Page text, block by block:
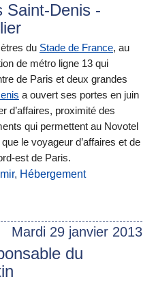
Saint-Denis -
du Stade de France, au
de métro ligne 13 qui
de Paris et deux grandes
a ouvert ses portes en juin
d’affaires, proximité des
qui permettent au Novotel
le voyageur d’affaires et de
est de Paris.
, Hébergement
Mardi 29 janvier 2013
du